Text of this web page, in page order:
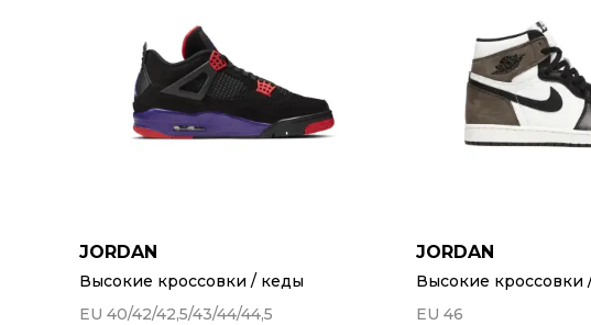
JORDAN
Высокие кроссовки / кеды
EU 40/42/42,5/43/44/44,5
JORDAN
Высокие кроссовки
EU 46